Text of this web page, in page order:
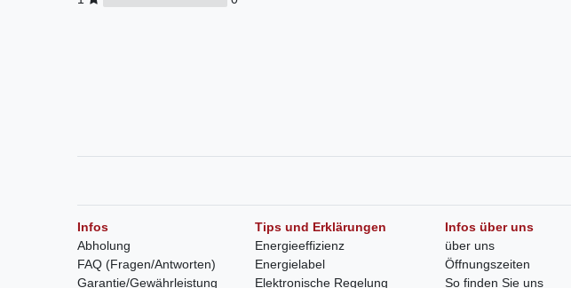
Infos
Abholung
FAQ (Fragen/Antworten)
Garantie/Gewährleistung
Tips und Erklärungen
Energieeffizienz
Energielabel
Elektronische Regelung
Infos über uns
über uns
Öffnungszeiten
So finden Sie uns